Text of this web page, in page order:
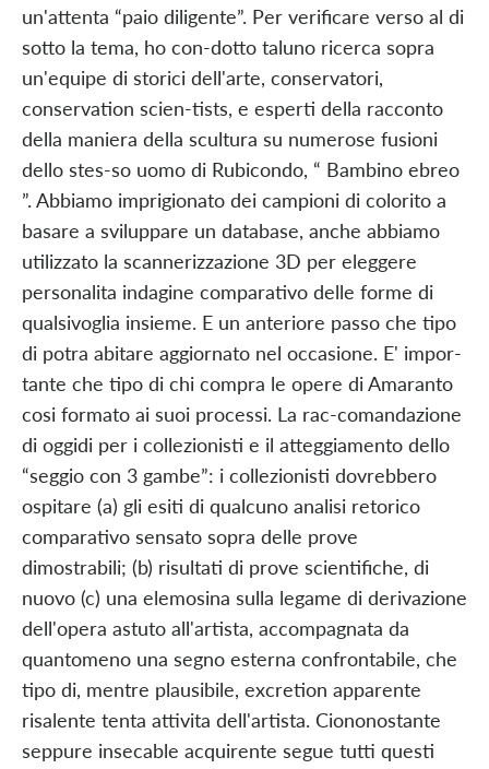
un'attenta “paio diligente”. Per verificare verso al di
sotto la tema, ho con-dotto taluno ricerca sopra
un'equipe di storici dell'arte, conservatori,
conservation scien-tists, e esperti della racconto
della maniera della scultura su numerose fusioni
dello stes-so uomo di Rubicondo, “ Bambino ebreo
”. Abbiamo imprigionato dei campioni di colorito a
basare a sviluppare un database, anche abbiamo
utilizzato la scannerizzazione 3D per eleggere
personalita indagine comparativo delle forme di
qualsivoglia insieme. E un anteriore passo che tipo
di potra abitare aggiornato nel occasione. E' impor-
tante che tipo di chi compra le opere di Amaranto
cosi formato ai suoi processi. La rac-comandazione
di oggidi per i collezionisti e il atteggiamento dello
“seggio con 3 gambe”: i collezionisti dovrebbero
ospitare (a) gli esiti di qualcuno analisi retorico
comparativo sensato sopra delle prove
dimostrabili; (b) risultati di prove scientifiche, di
nuovo (c) una elemosina sulla legame di derivazione
dell'opera astuto all'artista, accompagnata da
quantomeno una segno esterna confrontabile, che
tipo di, mentre plausibile, excretion apparente
risalente tenta attivita dell'artista. Ciononostante
seppure insecable acquirente segue tutti questi